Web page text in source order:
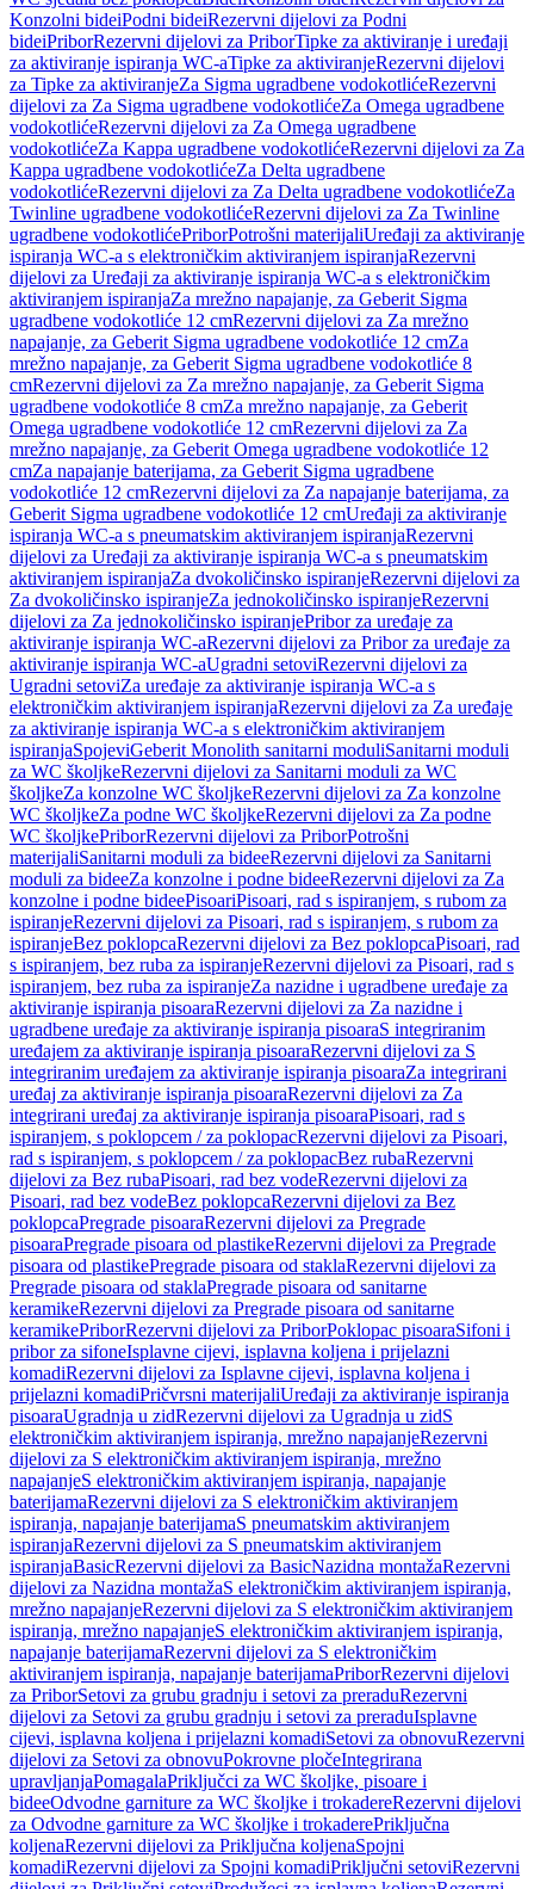
Konzolni bideiPodni bideiRezervni dijelovi za Podni
bideiPriborRezervni dijelovi za PriborTipke za aktiviranje i uređaji
za aktiviranje ispiranja WC-aTipke za aktiviranjeRezervni dijelovi
za Tipke za aktiviranjeZa Sigma ugradbene vodokotlićeRezervni
dijelovi za Za Sigma ugradbene vodokotlićeZa Omega ugradbene
vodokotlićeRezervni dijelovi za Za Omega ugradbene
vodokotlićeZa Kappa ugradbene vodokotlićeRezervni dijelovi za Za
Kappa ugradbene vodokotlićeZa Delta ugradbene
vodokotlićeRezervni dijelovi za Za Delta ugradbene vodokotlićeZa
Twinline ugradbene vodokotlićeRezervni dijelovi za Za Twinline
ugradbene vodokotlićePriborPotrošni materijaliUređaji za aktiviranje
ispiranja WC-a s elektroničkim aktiviranjem ispiranjaRezervni
dijelovi za Uređaji za aktiviranje ispiranja WC-a s elektroničkim
aktiviranjem ispiranjaZa mrežno napajanje, za Geberit Sigma
ugradbene vodokotliće 12 cmRezervni dijelovi za Za mrežno
napajanje, za Geberit Sigma ugradbene vodokotliće 12 cmZa
mrežno napajanje, za Geberit Sigma ugradbene vodokotliće 8
cmRezervni dijelovi za Za mrežno napajanje, za Geberit Sigma
ugradbene vodokotliće 8 cmZa mrežno napajanje, za Geberit
Omega ugradbene vodokotliće 12 cmRezervni dijelovi za Za
mrežno napajanje, za Geberit Omega ugradbene vodokotliće 12
cmZa napajanje baterijama, za Geberit Sigma ugradbene
vodokotliće 12 cmRezervni dijelovi za Za napajanje baterijama, za
Geberit Sigma ugradbene vodokotliće 12 cmUređaji za aktiviranje
ispiranja WC-a s pneumatskim aktiviranjem ispiranjaRezervni
dijelovi za Uređaji za aktiviranje ispiranja WC-a s pneumatskim
aktiviranjem ispiranjaZa dvokoličinsko ispiranjeRezervni dijelovi za
Za dvokoličinsko ispiranjeZa jednokoličinsko ispiranjeRezervni
dijelovi za Za jednokoličinsko ispiranjePribor za uređaje za
aktiviranje ispiranja WC-aRezervni dijelovi za Pribor za uređaje za
aktiviranje ispiranja WC-aUgradni setoviRezervni dijelovi za
Ugradni setoviZa uređaje za aktiviranje ispiranja WC-a s
elektroničkim aktiviranjem ispiranjaRezervni dijelovi za Za uređaje
za aktiviranje ispiranja WC-a s elektroničkim aktiviranjem
ispiranjaSpojeviGeberit Monolith sanitarni moduliSanitarni moduli
za WC školjkeRezervni dijelovi za Sanitarni moduli za WC
školjkeZa konzolne WC školjkeRezervni dijelovi za Za konzolne
WC školjkeZa podne WC školjkeRezervni dijelovi za Za podne
WC školjkePriborRezervni dijelovi za PriborPotrošni
materijaliSanitarni moduli za bideeRezervni dijelovi za Sanitarni
moduli za bideeZa konzolne i podne bideeRezervni dijelovi za Za
konzolne i podne bideePisoariPisoari, rad s ispiranjem, s rubom za
ispiranjeRezervni dijelovi za Pisoari, rad s ispiranjem, s rubom za
ispiranjeBez poklopcaRezervni dijelovi za Bez poklopcaPisoari, rad
s ispiranjem, bez ruba za ispiranjeRezervni dijelovi za Pisoari, rad s
ispiranjem, bez ruba za ispiranjeZa nazidne i ugradbene uređaje za
aktiviranje ispiranja pisoaraRezervni dijelovi za Za nazidne i
ugradbene uređaje za aktiviranje ispiranja pisoaraS integriranim
uređajem za aktiviranje ispiranja pisoaraRezervni dijelovi za S
integriranim uređajem za aktiviranje ispiranja pisoaraZa integrirani
uređaj za aktiviranje ispiranja pisoaraRezervni dijelovi za Za
integrirani uređaj za aktiviranje ispiranja pisoaraPisoari, rad s
ispiranjem, s poklopcem / za poklopacRezervni dijelovi za Pisoari,
rad s ispiranjem, s poklopcem / za poklopacBez rubaRezervni
dijelovi za Bez rubaPisoari, rad bez vodeRezervni dijelovi za
Pisoari, rad bez vodeBez poklopcaRezervni dijelovi za Bez
poklopcaPregrade pisoaraRezervni dijelovi za Pregrade
pisoaraPregrade pisoara od plastikeRezervni dijelovi za Pregrade
pisoara od plastikePregrade pisoara od staklaRezervni dijelovi za
Pregrade pisoara od staklaPregrade pisoara od sanitarne
keramikeRezervni dijelovi za Pregrade pisoara od sanitarne
keramikePriborRezervni dijelovi za PriborPoklopac pisoaraSifoni i
pribor za sifoneIsplavne cijevi, isplavna koljena i prijelazni
komadiRezervni dijelovi za Isplavne cijevi, isplavna koljena i
prijelazni komadiPričvrsni materijaliUređaji za aktiviranje ispiranja
pisoaraUgradnja u zidRezervni dijelovi za Ugradnja u zidS
elektroničkim aktiviranjem ispiranja, mrežno napajanjeRezervni
dijelovi za S elektroničkim aktiviranjem ispiranja, mrežno
napajanjeS elektroničkim aktiviranjem ispiranja, napajanje
baterijamaRezervni dijelovi za S elektroničkim aktiviranjem
ispiranja, napajanje baterijamaS pneumatskim aktiviranjem
ispiranjaRezervni dijelovi za S pneumatskim aktiviranjem
ispiranjaBasicRezervni dijelovi za BasicNazidna montažaRezervni
dijelovi za Nazidna montažaS elektroničkim aktiviranjem ispiranja,
mrežno napajanjeRezervni dijelovi za S elektroničkim aktiviranjem
ispiranja, mrežno napajanjeS elektroničkim aktiviranjem ispiranja,
napajanje baterijamaRezervni dijelovi za S elektroničkim
aktiviranjem ispiranja, napajanje baterijamaPriborRezervni dijelovi
za PriborSetovi za grubu gradnju i setovi za preraduRezervni
dijelovi za Setovi za grubu gradnju i setovi za preraduIsplavne
cijevi, isplavna koljena i prijelazni komadiSetovi za obnovuRezervni
dijelovi za Setovi za obnovuPokrovne pločeIntegrirana
upravljanjaPomagalaPriključci za WC školjke, pisoare i
bideeOdvodne garniture za WC školjke i trokadereRezervni dijelovi
za Odvodne garniture za WC školjke i trokaderePriključna
koljenaRezervni dijelovi za Priključna koljenaSpojni
komadiRezervni dijelovi za Spojni komadiPriključni setoviRezervni